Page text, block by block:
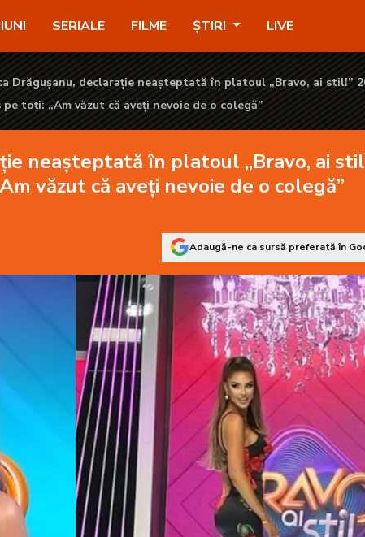
„Bravo, ai stil!” 2023. I-a surprins pe toți: „Am văzut că
SERIALE FILME ȘTIRI LIVE
Drăgușanu, declarație neașteptată în platoul „Bravo, ai stil!”
toți: „Am văzut că aveți nevoie de o colegă”
neașteptată în platoul „Bravo, ai
văzut că aveți nevoie de o colegă”
Adaugă-ne ca sursă preferată în